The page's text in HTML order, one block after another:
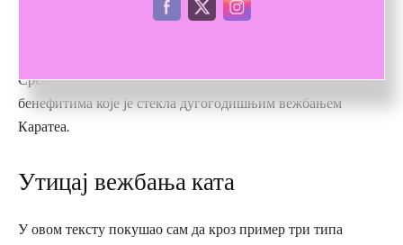
града. Фокус и мир који је стекла дугогодишњим
Срећом све се завршило добро и опет захваљујући
бенефитима које је стекла дугогодишњим вежбањем
Каратеа.
Утицај вежбања ката
У овом тексту покушао сам да кроз пример три типа